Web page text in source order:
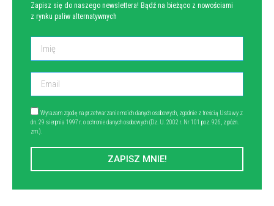
Zapisz się do naszego newslettera! Bądź na bieżąco z nowościami
z rynku paliw alternatywnych
Wyrażam zgodę na przetwarzanie moich danych osobowych, zgodnie z treścią Ustawy z
dn. 29 sierpnia 1997 r. o ochronie danych osobowych (Dz. U. 2002 r. Nr 101 poz. 926, z późn.
zm.).
ZAPISZ MNIE!